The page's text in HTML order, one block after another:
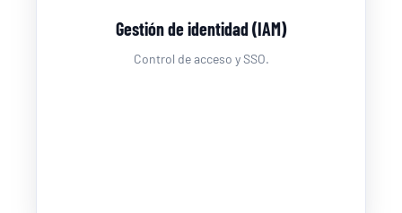
Gestión de identidad (IAM)
Control de acceso y SSO.